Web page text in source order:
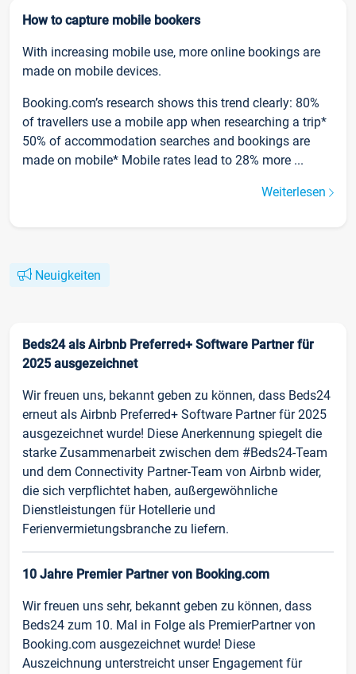
How to capture mobile bookers
With increasing mobile use, more online bookings are
made on mobile devices.
Booking.com’s research shows this trend clearly: 80%
of travellers use a mobile app when researching a trip*
50% of accommodation searches and bookings are
made on mobile* Mobile rates lead to 28% more ...
Weiterlesen
Neuigkeiten
Beds24 als Airbnb Preferred+ Software Partner für
2025 ausgezeichnet
Wir freuen uns, bekannt geben zu können, dass Beds24
erneut als Airbnb Preferred+ Software Partner für 2025
ausgezeichnet wurde! Diese Anerkennung spiegelt die
starke Zusammenarbeit zwischen dem #Beds24-Team
und dem Connectivity Partner-Team von Airbnb wider,
die sich verpflichtet haben, außergewöhnliche
Dienstleistungen für Hotellerie und
Ferienvermietungsbranche zu liefern.
10 Jahre Premier Partner von Booking.com
Wir freuen uns sehr, bekannt geben zu können, dass
Beds24 zum 10. Mal in Folge als PremierPartner von
Booking.com ausgezeichnet wurde! Diese
Auszeichnung unterstreicht unser Engagement für